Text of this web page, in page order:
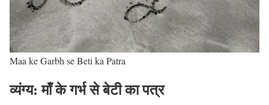
Maa ke Garbh se Beti ka Patra
व्यंग्य: माँ के गर्भ से बेटी का पत्र